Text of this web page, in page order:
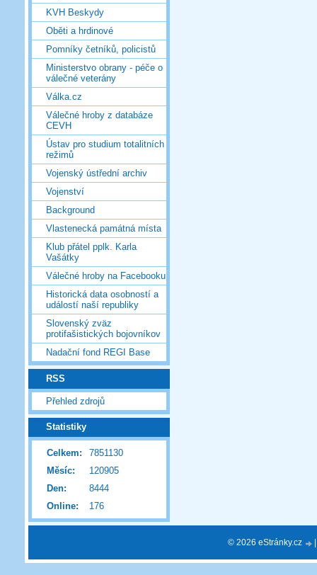
KVH Beskydy
Oběti a hrdinové
Pomníky četníků, policistů
Ministerstvo obrany - péče o
válečné veterány
Válka.cz
Válečné hroby z databáze
CEVH
Ústav pro studium totalitních
režimů
Vojenský ústřední archiv
Vojenství
Background
Vlastenecká památná místa
Klub přátel pplk. Karla
Vašátky
Válečné hroby na Facebooku
Historická data osobností a
událostí naší republiky
Slovenský zväz
protifašistických bojovníkov
Nadační fond REGI Base
RSS
Přehled zdrojů
Statistiky
Online: 176
Celkem:
7851130
Měsíc:
120905
Den:
8444
© 2026 eStránky.cz